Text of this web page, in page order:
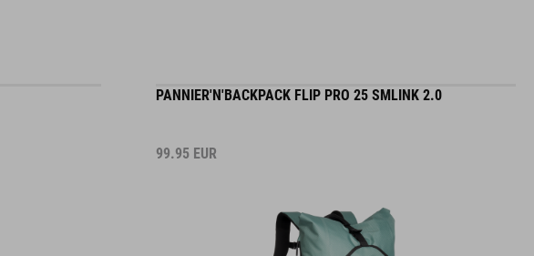
PANNIER'N'BACKPACK FLIP PRO 25 SMLINK 2.0
99.95 EUR